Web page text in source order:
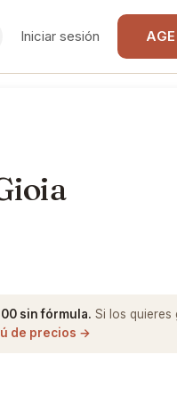
Iniciar sesión
sin fórmula. Si los quieres
de precios →